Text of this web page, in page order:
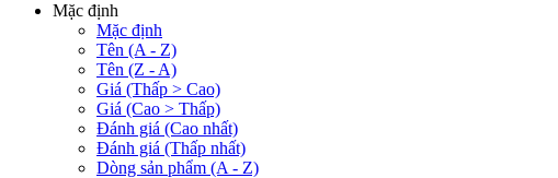
Mặc định
Mặc định
Tên (A - Z)
Tên (Z - A)
Giá (Thấp > Cao)
Giá (Cao > Thấp)
Đánh giá (Cao nhất)
Đánh giá (Thấp nhất)
Dòng sản phẩm (A - Z)